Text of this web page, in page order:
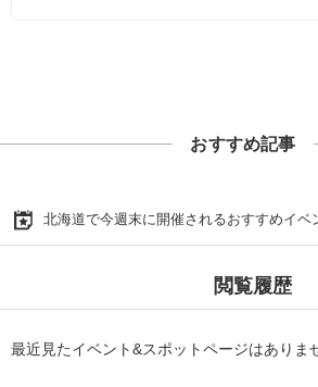
おすすめ記事
北海道で今週末に開催されるおすすめイベ
閲覧履歴
最近見たイベント&スポットページはありま